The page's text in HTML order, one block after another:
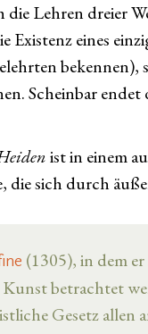
Lehren dreier
Existenz eines
Scheinbar
ist in einem
die sich durch
(1305), in dem
Kunst betrachtet
Gesetz allen